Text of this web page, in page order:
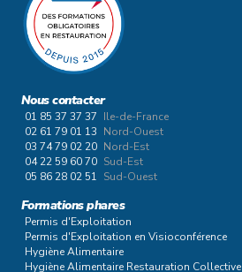
Nous contacter
01 85 37 37 37 Ile-de-France
02 61 79 01 13 Nord-Ouest
03 74 79 02 20 Nord-Est
04 22 59 60 70 Sud-Est
05 86 28 02 51 Sud-Ouest
Formations phares
Permis d'Exploitation
Permis d'Exploitation en Visioconférence
Hygiène Alimentaire
Hygiène Alimentaire Restauration Collective